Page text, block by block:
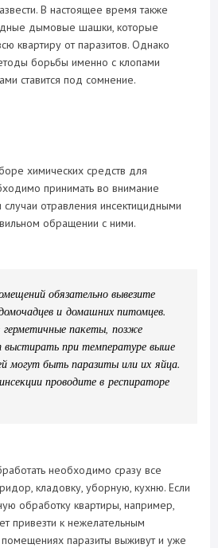
В настоящее время также
дымовые шашки, которые
квартиру от паразитов. Однако
борьбы именно с клопами
ставится под сомнение.
химических средств для
принимать во внимание
случаи отравления инсектицидными
обращении с ними.
обязательно вывезите
и домашних питомцев.
пакеты, позже
выстирать при температуре выше
могут быть паразиты или их яйца.
проводите в респираторе
необходимо сразу все
кладовку, уборную, кухню. Если
обработку квартиры, например,
привезти к нежелательным
паразиты выживут и уже